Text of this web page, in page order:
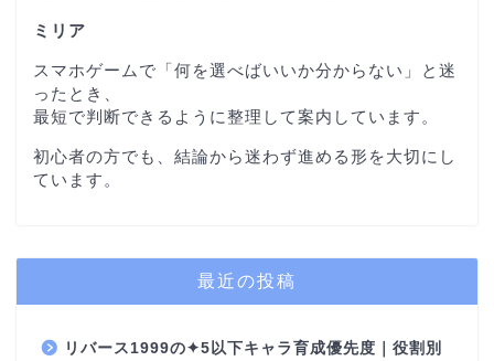
ミリア
スマホゲームで「何を選べばいいか分からない」と迷
ったとき、
最短で判断できるように整理して案内しています。
初心者の方でも、結論から迷わず進める形を大切にし
ています。
最近の投稿
リバース1999の✦5以下キャラ育成優先度｜役割別